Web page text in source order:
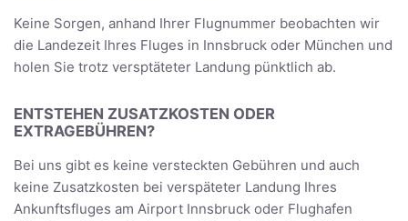
Keine Sorgen, anhand Ihrer Flugnummer beobachten wir
die Landezeit Ihres Fluges in Innsbruck oder München und
holen Sie trotz versptäteter Landung pünktlich ab.
ENTSTEHEN ZUSATZKOSTEN ODER
EXTRAGEBÜHREN?
Bei uns gibt es keine versteckten Gebühren und auch
keine Zusatzkosten bei verspäteter Landung Ihres
Ankunftsfluges am Airport Innsbruck oder Flughafen